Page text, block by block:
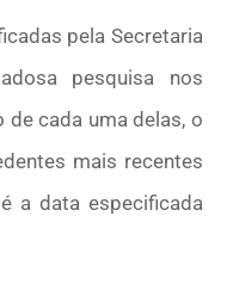
pela Secretaria
pesquisa nos
cada uma delas, o
mais recentes
a data especificada